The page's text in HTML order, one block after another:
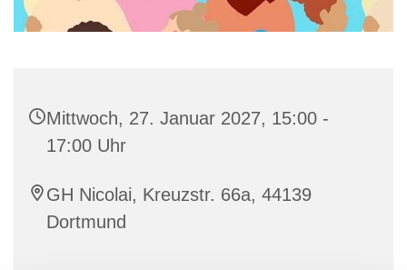
Mittwoch, 27. Januar 2027, 15:00 -
17:00 Uhr
GH Nicolai, Kreuzstr. 66a, 44139
Dortmund